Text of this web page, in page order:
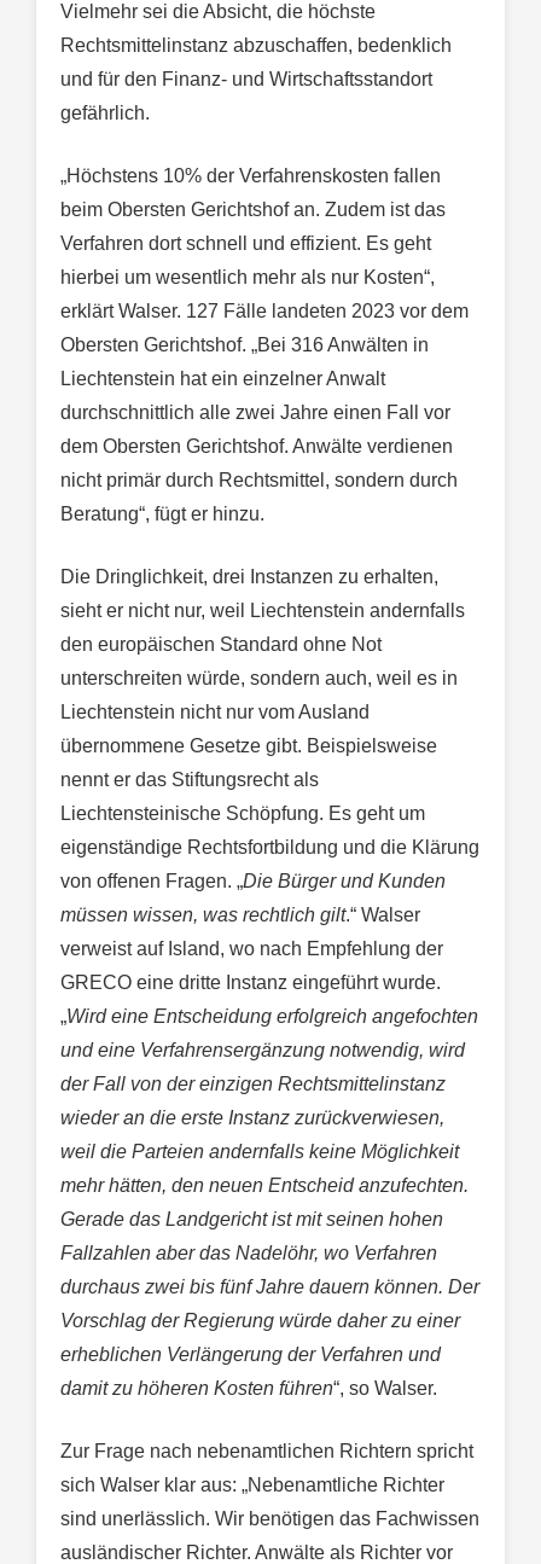
Vielmehr sei die Absicht, die höchste
Rechtsmittelinstanz abzuschaffen, bedenklich
und für den Finanz- und Wirtschaftsstandort
gefährlich.
„Höchstens 10% der Verfahrenskosten fallen
beim Obersten Gerichtshof an. Zudem ist das
Verfahren dort schnell und effizient. Es geht
hierbei um wesentlich mehr als nur Kosten“,
erklärt Walser. 127 Fälle landeten 2023 vor dem
Obersten Gerichtshof. „Bei 316 Anwälten in
Liechtenstein hat ein einzelner Anwalt
durchschnittlich alle zwei Jahre einen Fall vor
dem Obersten Gerichtshof. Anwälte verdienen
nicht primär durch Rechtsmittel, sondern durch
Beratung“, fügt er hinzu.
Die Dringlichkeit, drei Instanzen zu erhalten,
sieht er nicht nur, weil Liechtenstein andernfalls
den europäischen Standard ohne Not
unterschreiten würde, sondern auch, weil es in
Liechtenstein nicht nur vom Ausland
übernommene Gesetze gibt. Beispielsweise
nennt er das Stiftungsrecht als
Liechtensteinische Schöpfung. Es geht um
eigenständige Rechtsfortbildung und die Klärung
von offenen Fragen. „Die Bürger und Kunden
müssen wissen, was rechtlich gilt.“ Walser
verweist auf Island, wo nach Empfehlung der
GRECO eine dritte Instanz eingeführt wurde.
„Wird eine Entscheidung erfolgreich angefochten
und eine Verfahrensergänzung notwendig, wird
der Fall von der einzigen Rechtsmittelinstanz
wieder an die erste Instanz zurückverwiesen,
weil die Parteien andernfalls keine Möglichkeit
mehr hätten, den neuen Entscheid anzufechten.
Gerade das Landgericht ist mit seinen hohen
Fallzahlen aber das Nadelöhr, wo Verfahren
durchaus zwei bis fünf Jahre dauern können. Der
Vorschlag der Regierung würde daher zu einer
erheblichen Verlängerung der Verfahren und
damit zu höheren Kosten führen“, so Walser.
Zur Frage nach nebenamtlichen Richtern spricht
sich Walser klar aus: „Nebenamtliche Richter
sind unerlässlich. Wir benötigen das Fachwissen
ausländischer Richter. Anwälte als Richter vor